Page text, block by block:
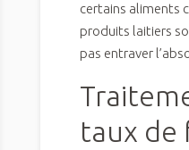
certains aliments
produits laitiers
pas entraver
taux de